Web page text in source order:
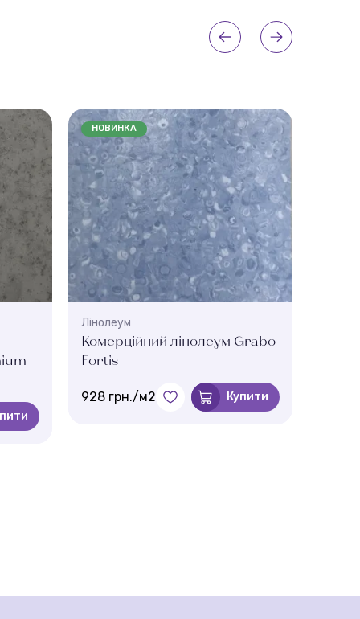
НОВИНКА
Лінолеум
Комерційний лінолеум Grabo
Fortis
928 грн./м2 Купити